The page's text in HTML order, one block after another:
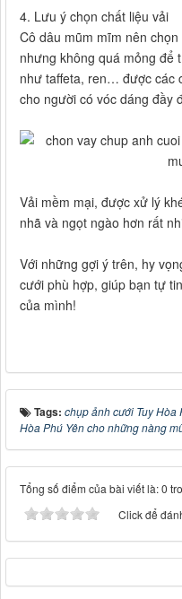
4. Lưu ý chọn chất liệu vải
Cô dâu mũm mĩm nên
nhưng không quá mỏng để
như taffeta, ren… được các
cho người có vóc dáng đầy
Vải mềm mại, được xử lý
nhã và ngọt ngào hơn rất
Với những gợi ý trên, hy
cưới phù hợp, giúp bạn tự
của mình!
Tags: chụp ảnh cưới Tuy Hòa
Hòa Phú Yên cho những nàng
Tổng số điểm của bài viết là: 0
Click để